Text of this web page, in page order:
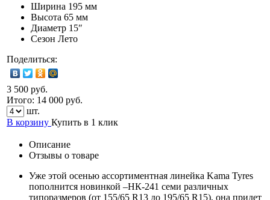
Ширина 195 мм
Высота 65 мм
Диаметр 15″
Сезон Лето
Поделиться:
3 500 руб.
Итого: 14 000 руб.
шт.
В корзину Купить в 1 клик
Описание
Отзывы о товаре
Уже этой осенью ассортиментная линейка Kama Tyres
пополнится новинкой –НК-241 семи различных
типоразмеров (от 155/65 R13 до 195/65 R15), она придет